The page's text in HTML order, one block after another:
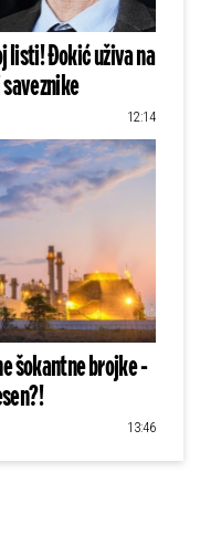
listi! Đokić uživa na
12:14
šokantne brojke -
13:46